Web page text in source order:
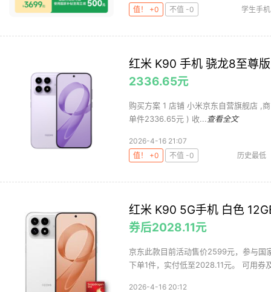
值！ +0
不值 -0 学生手机
红米 K90 手机 骁龙8至尊
2336.65元
购买方案 1 店铺 小米京东自营旗舰店 ,
单件2336.65元 ) 收... 查看全文
2026-4-16 21:07
值！ +0
不值 -0 历史最低
红米 K90 5G手机 白色
券后2028.11元
京东此款目前活动售价2599元，参与国
下单1件，实付低至2028.11元。 可用券
2026-4-16 20:12